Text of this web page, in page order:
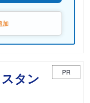
加
タン
PR